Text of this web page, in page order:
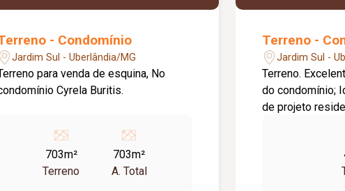
- Condomínio
Jardim Sul - Uberlândia/MG
para venda de esquina, No
condomínio Cyrela Buritis.
703m²
Terreno
703m²
A. Total
Terreno -
Jardim Sul -
Terreno. Excelente localização dentro
do condomínio;
de projeto
construir a casa